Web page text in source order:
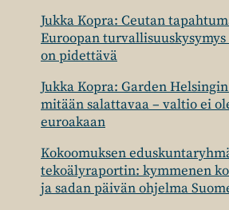
Jukka Kopra: Ceutan
Euroopan
on pidettävä
Jukka Kopra: Garden
mitään salattavaa – valtio ei
euroakaan
Kokoomuksen
tekoälyraportin: kymmenen
ja sadan päivän ohjelma